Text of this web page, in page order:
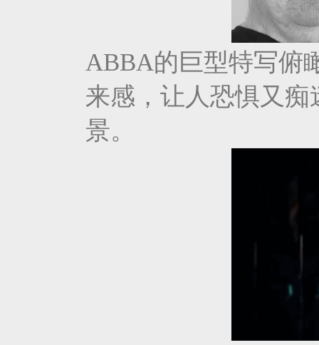
ABBA的巨型特写俯
来感，让人恐惧又
景。